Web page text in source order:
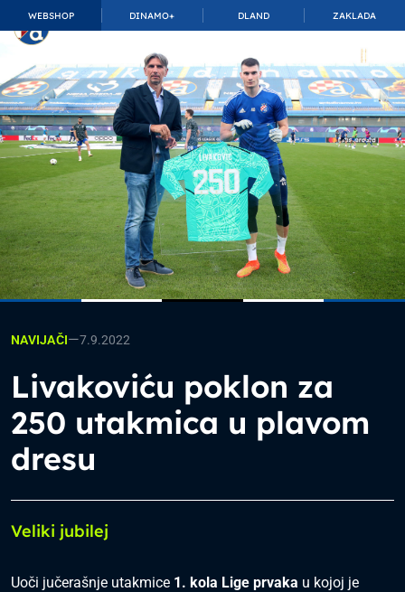
WEBSHOP DINAMO+ DLAND ZAKLADA
TOP_BAR.MembershipSuffix
NAVIJAČI—7.9.2022
Livakoviću poklon za
250 utakmica u plavom
dresu
Veliki jubilej
Uoči jučerašnje utakmice 1. kola Lige prvaka u kojoj je